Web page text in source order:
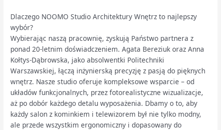
Dlaczego NOOMO Studio Architektury Wnętrz to najlepszy
wybór?
Wybierając naszą pracownię, zyskują Państwo partnera z
ponad 20-letnim doświadczeniem. Agata Bereziuk oraz Anna
Kołtys-Dąbrowska, jako absolwentki Politechniki
Warszawskiej, łączą inżynierską precyzję z pasją do pięknych
wnętrz. Nasze studio oferuje kompleksowe wsparcie – od
układów funkcjonalnych, przez fotorealistyczne wizualizacje,
aż po dobór każdego detalu wyposażenia. Dbamy o to, aby
każdy salon z kominkiem i telewizorem był nie tylko modny,
ale przede wszystkim ergonomiczny i dopasowany do